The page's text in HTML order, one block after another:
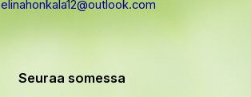
elinahonkala12@outlook.com
Seuraa somessa